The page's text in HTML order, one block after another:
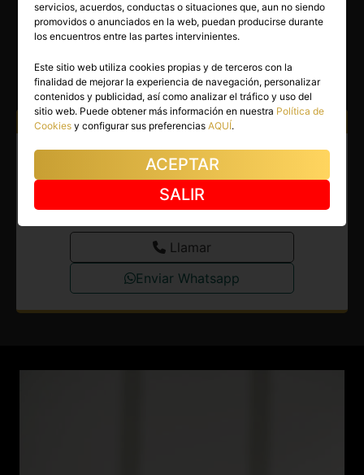
29 años
MARIANA
San Cristóbal de La Laguna(Tenerife)
(27)
Atiendo a: Hombres Parejas
Escort en San Cristóbal de La
Laguna. Deseando conocerte
ya en La Laguna.
Llamar
Enviar Whatsapp
servicios, acuerdos, conductas o situaciones que, aun no siendo
promovidos o anunciados en la web, puedan producirse durante
los encuentros entre las partes intervinientes.
Este sitio web utiliza cookies propias y de terceros con la
finalidad de mejorar la experiencia de navegación, personalizar
contenidos y publicidad, así como analizar el tráfico y uso del
sitio web. Puede obtener más información en nuestra Política de
Cookies y configurar sus preferenciasAQUÍ.
ACEPTAR
SALIR